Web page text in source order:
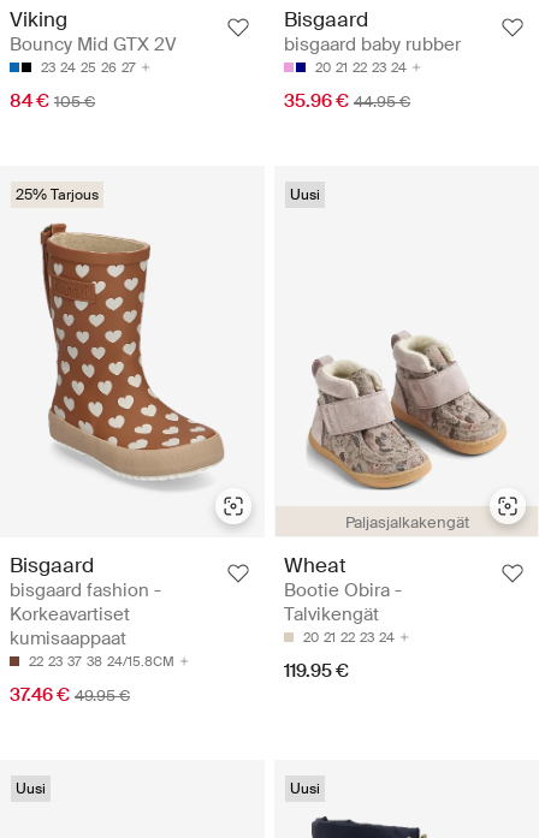
Viking
Bouncy Mid GTX 2V
23 24 25 26 27
84 € 105 €
Bisgaard
bisgaard baby rubber
20 21 22 23 24
35.96 € 44.95 €
25% Tarjous
Bisgaard
bisgaard fashion -
Korkeavartiset
kumisaappaat
22 23 37 38 24/15.8CM
37.46 € 49.95 €
Paljasjalkakengät
Uusi
Wheat
Bootie Obira -
Talvikengät
20 21 22 23 24
119.95 €
Uusi Uusi